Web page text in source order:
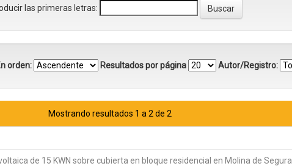
las primeras letras:
orden: Resultados por página Autor/Registro:
Mostrando resultados 1 a 2 de 2
de 15 KWN sobre cubierta en bloque residencial en Molina de Segura